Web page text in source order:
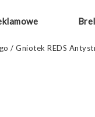
/ Gniotek REDS